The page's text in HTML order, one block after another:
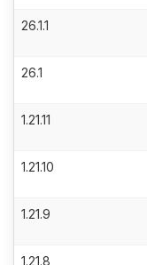
26.1.1
26.1
1.21.11
1.21.10
1.21.9
1.21.8